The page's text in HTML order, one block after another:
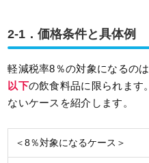
2-1．価格条件と具体例
軽減税率8％の対象になるのは
以下の飲食料品に限られます
ないケースを紹介します。
＜8％対象になるケース＞